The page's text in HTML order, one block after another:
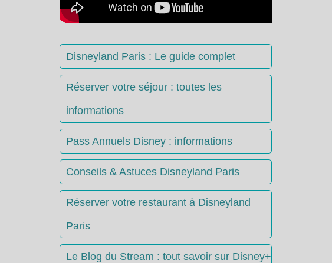
Disneyland Paris : Le guide complet
Réserver votre séjour : toutes les
informations
Pass Annuels Disney : informations
Conseils & Astuces Disneyland Paris
Réserver votre restaurant à Disneyland
Paris
Le Blog du Stream : tout savoir sur Disney+